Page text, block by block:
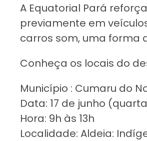
A Equatorial Pará
previamente em
carros som, uma forma
Conheça os locais do
Município : Cumaru do
Data: 17 de junho
Hora: 9h às 13h
Localidade: Aldeia: